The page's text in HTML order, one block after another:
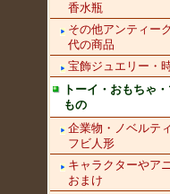
香水瓶
その他アンティー
代の商品
宝飾ジュエリー・
トーイ・おもちゃ
もの
企業物・ノベルテ
フビ人形
キャラクターやアニ
おまけ